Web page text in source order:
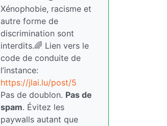
Xénophobie, racisme et
autre forme de
discrimination sont
interdits.🌈 Lien vers le
code de conduite de
l’instance:
https://jlai.lu/post/5
Pas de doublon. Pas de
spam. Évitez les
paywalls autant que